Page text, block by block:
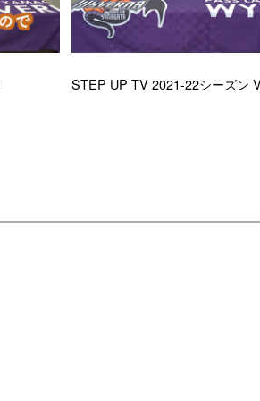
STEP UP TV 2021-22シーズン